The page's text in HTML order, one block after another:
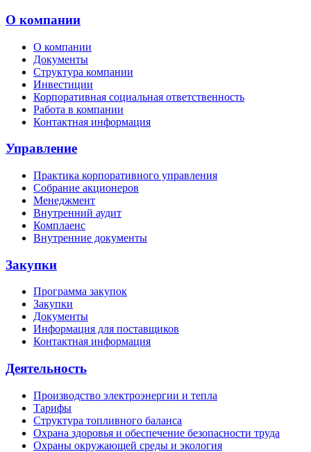
О компании
О компании
Документы
Структура компании
Инвестиции
Корпоративная социальная ответственность
Работа в компании
Контактная информация
Управление
Практика корпоративного управления
Собрание акционеров
Менеджмент
Внутренний аудит
Комплаенс
Внутренние документы
Закупки
Программа закупок
Закупки
Документы
Информация для поставщиков
Контактная информация
Деятельность
Производство электроэнергии и тепла
Тарифы
Структура топливного баланса
Охрана здоровья и обеспечение безопасности труда
Охраны окружающей среды и экология